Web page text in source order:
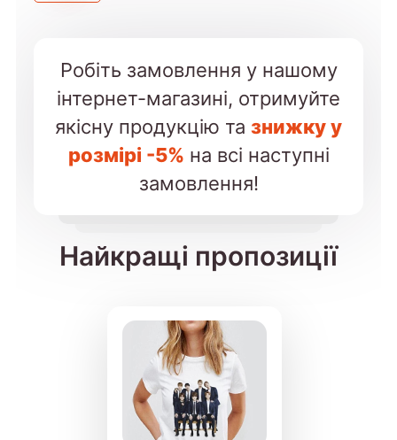
Робіть замовлення у нашому
інтернет-магазині, отримуйте
якісну продукцію та знижку у
розмірі -5% на всі наступні
замовлення!
Найкращі пропозиції